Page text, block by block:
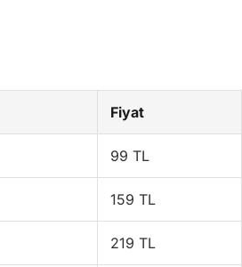
Fiyat
99 TL
159 TL
219 TL